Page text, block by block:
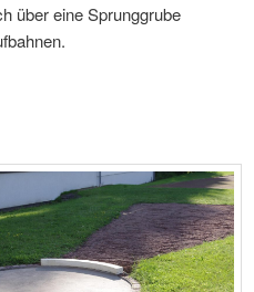
über eine Sprunggrube